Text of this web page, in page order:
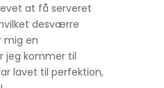
at få serveret
desværre
mig en
jeg kommer til
lavet til perfektion,